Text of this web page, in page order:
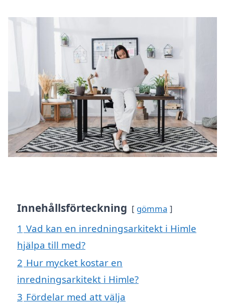
Innehållsförteckning gömma
1 Vad kan en inredningsarkitekt i Himle
hjälpa till med?
2 Hur mycket kostar en
inredningsarkitekt i Himle?
3 Fördelar med att välja